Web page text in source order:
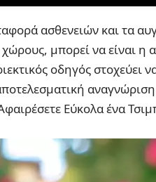
ασθενειών και τα
μπορεί να είναι η
οδηγός στοχεύει
Εύκολα ένα